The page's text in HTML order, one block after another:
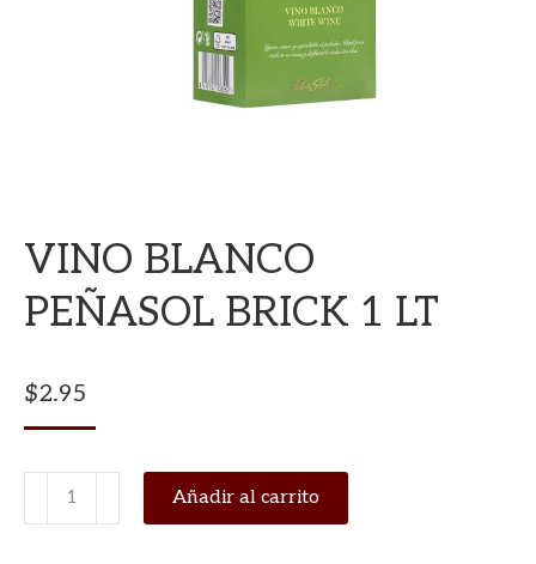
VINO BLANCO
PEÑASOL BRICK 1 LT
$2.95
VINO
BLANCO
Añadir al carrito